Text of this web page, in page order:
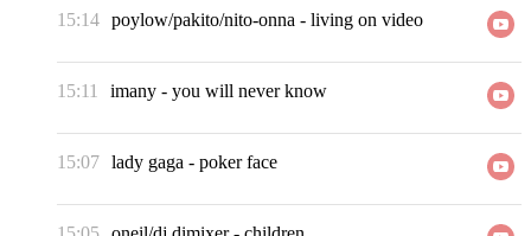
15:14 poylow/pakito/nito-onna - living on video
15:11 imany - you will never know
15:07 lady gaga - poker face